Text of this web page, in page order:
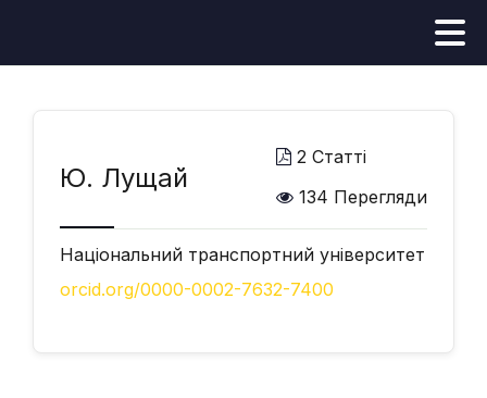
Ю. Лущай
2 Статті
134 Перегляди
Національний транспортний університет
orcid.org/0000-0002-7632-7400